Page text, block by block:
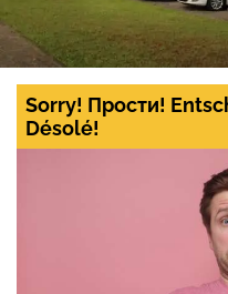
Sorry! Прости!
Désolé!